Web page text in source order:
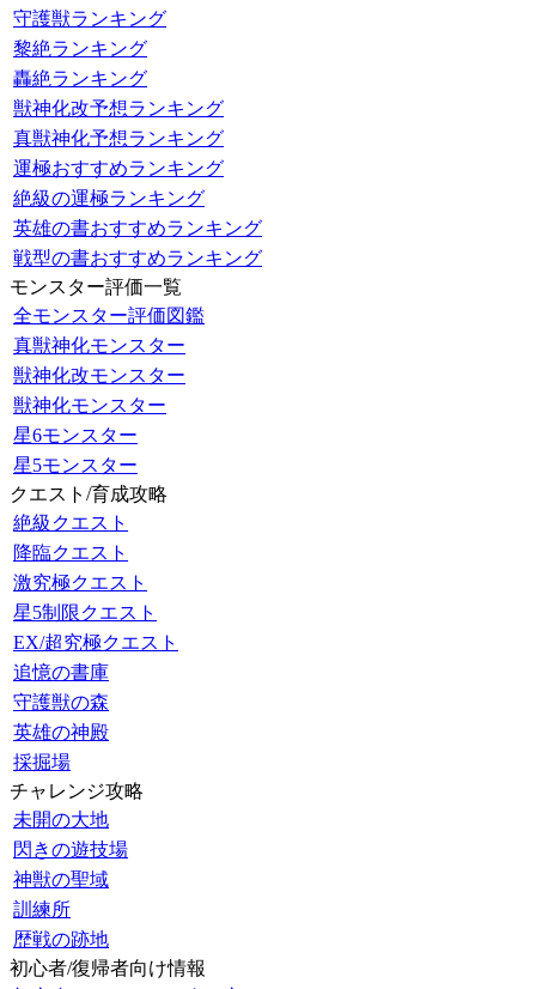
守護獣ランキング
黎絶ランキング
轟絶ランキング
獣神化改予想ランキング
真獣神化予想ランキング
運極おすすめランキング
絶級の運極ランキング
英雄の書おすすめランキング
戦型の書おすすめランキング
モンスター評価一覧
全モンスター評価図鑑
真獣神化モンスター
獣神化改モンスター
獣神化モンスター
星6モンスター
星5モンスター
クエスト/育成攻略
絶級クエスト
降臨クエスト
激究極クエスト
星5制限クエスト
EX/超究極クエスト
追憶の書庫
守護獣の森
英雄の神殿
採掘場
チャレンジ攻略
未開の大地
閃きの遊技場
神獣の聖域
訓練所
歴戦の跡地
初心者/復帰者向け情報